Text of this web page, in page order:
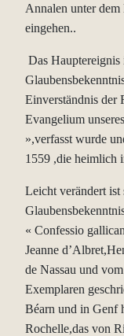
Annalen unter dem
eingehen..
Das
Einverständnis der
Evangelium
»,verfasst wurde
1559 ,die heimlich
Leicht verändert ist
« Confessio
Jeanne
de Nassau und
Exemplaren
Béarn und in Genf
Rochelle,das von